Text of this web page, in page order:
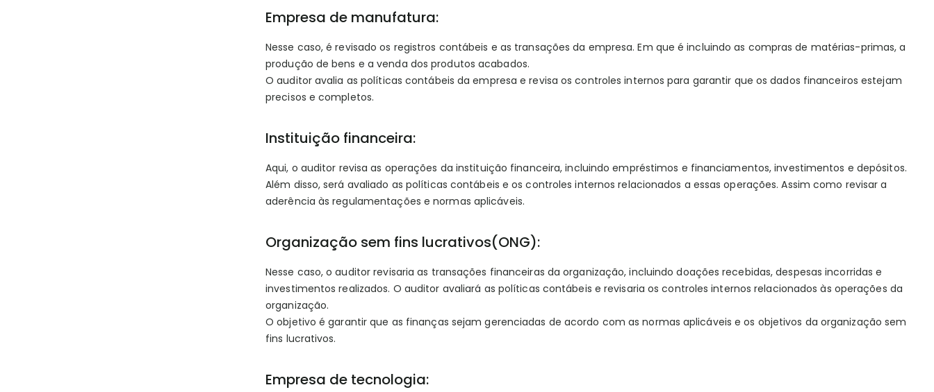
Empresa de manufatura:
Nesse caso, é revisado os registros contábeis e as transações da empresa. Em que é incluindo as compras de matérias-primas, a
produção de bens e a venda dos produtos acabados.
O auditor avalia as políticas contábeis da empresa e revisa os controles internos para garantir que os dados financeiros estejam
precisos e completos.
Instituição financeira:
Aqui, o auditor revisa as operações da instituição financeira, incluindo empréstimos e financiamentos, investimentos e depósitos.
Além disso, será avaliado as políticas contábeis e os controles internos relacionados a essas operações. Assim como revisar a
aderência às regulamentações e normas aplicáveis.
Organização sem fins lucrativos(ONG):
Nesse caso, o auditor revisaria as transações financeiras da organização, incluindo doações recebidas, despesas incorridas e
investimentos realizados. O auditor avaliará as políticas contábeis e revisaria os controles internos relacionados às operações da
organização.
O objetivo é garantir que as finanças sejam gerenciadas de acordo com as normas aplicáveis e os objetivos da organização sem
fins lucrativos.
Empresa de tecnologia: